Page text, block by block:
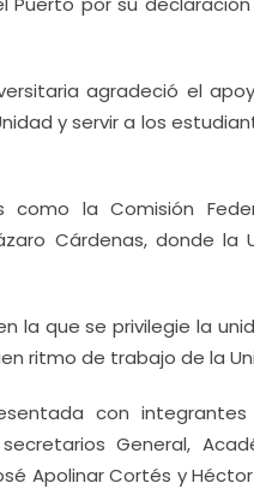
agradeció el
y servir a los
como la Comisión
Cárdenas, donde la
la que se privilegie la
ritmo de trabajo de la
con
General,
Apolinar Cortés y